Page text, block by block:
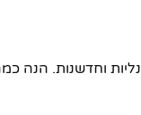
וחדשנות. הנה